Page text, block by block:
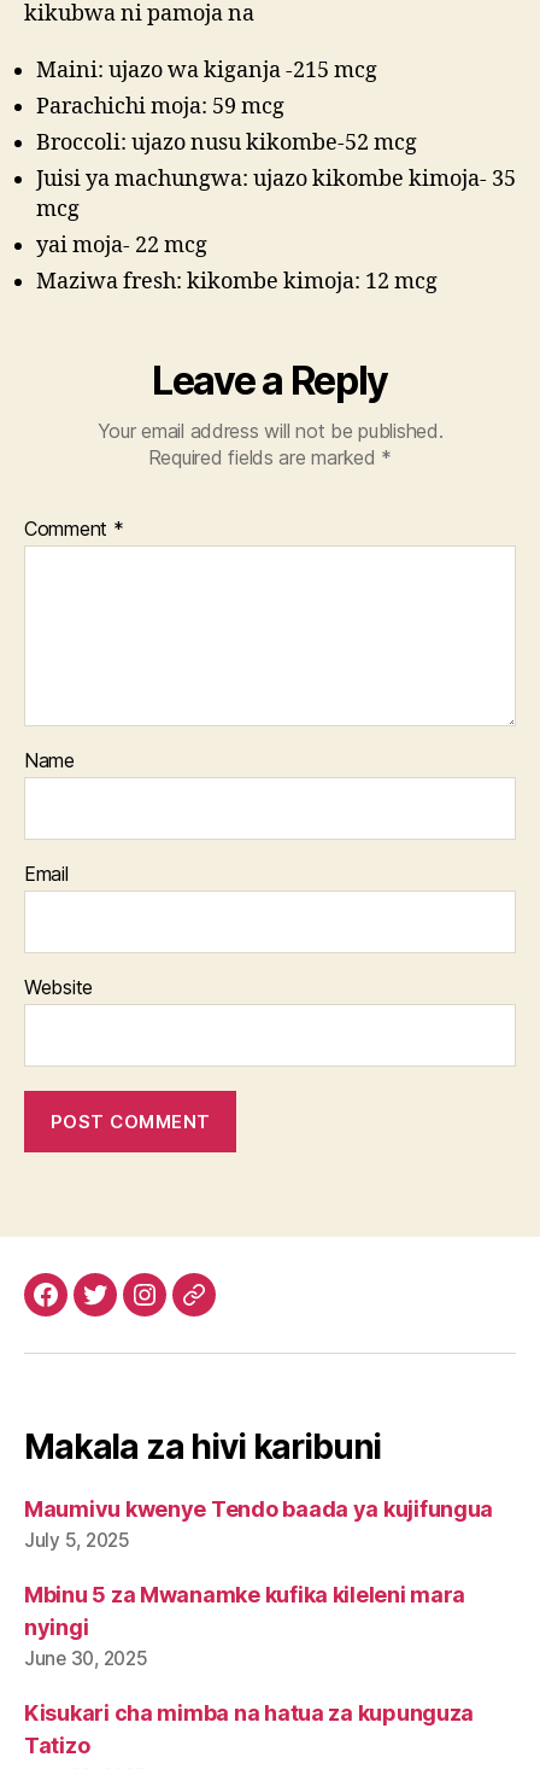
kikubwa ni pamoja na
Maini: ujazo wa kiganja -215 mcg
Parachichi moja: 59 mcg
Broccoli: ujazo nusu kikombe-52 mcg
Juisi ya machungwa: ujazo kikombe kimoja- 35
mcg
yai moja- 22 mcg
Maziwa fresh: kikombe kimoja: 12 mcg
Leave a Reply
Your email address will not be published.
Required fields are marked *
Comment *
Name
Email
Website
Facebook
TwitterInstagram
Email
Makala za hivi karibuni
Maumivu kwenye Tendo baada ya kujifungua
July 5, 2025
Mbinu 5 za Mwanamke kufika kileleni mara
nyingi
June 30, 2025
Kisukari cha mimba na hatua za kupunguza
Tatizo